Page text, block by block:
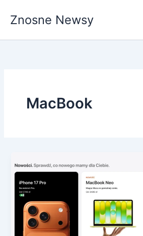
Znosne Newsy
MacBook